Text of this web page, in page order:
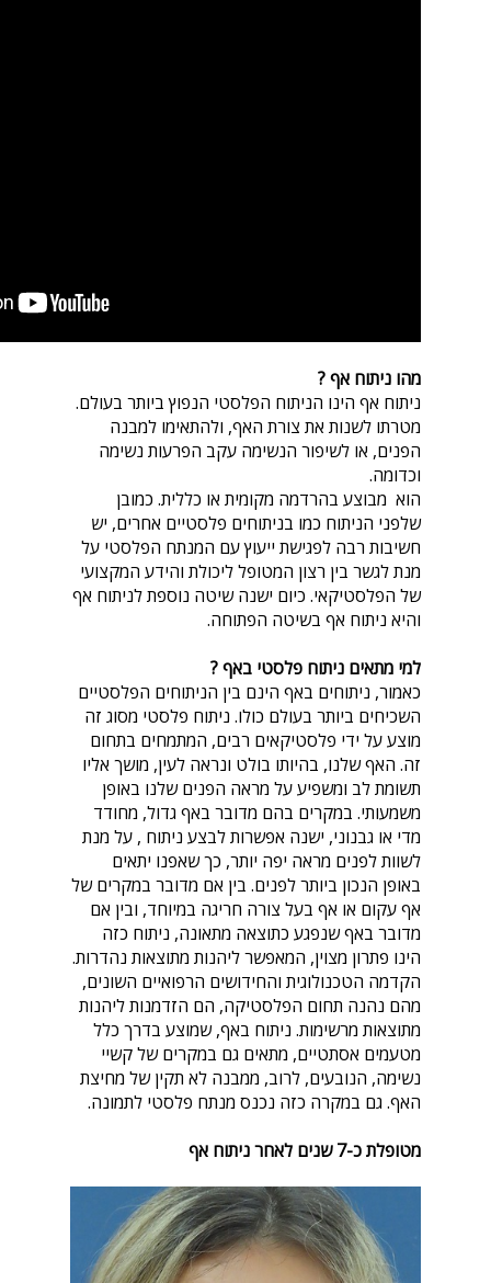
מהו ניתוח אף ?
ניתוח אף הינו הניתוח הפלסטי הנפוץ ביותר בעולם.
מטרתו לשנות את צורת האף, ולהתאימו למבנה
הפנים, או לשיפור הנשימה עקב הפרעות נשימה
וכדומה.
הוא מבוצע בהרדמה מקומית או כללית. כמובן
שלפני הניתוח כמו בניתוחים פלסטיים אחרים, יש
חשיבות רבה לפגישת ייעוץ עם המנתח הפלסטי על
מנת לגשר בין רצון המטופל ליכולת והידע המקצועי
של הפלסטיקאי. כיום ישנה שיטה נוספת לניתוח אף
והיא ניתוח אף בשיטה הפתוחה.
למי מתאים ניתוח פלסטי באף ?
כאמור, ניתוחים באף הינם בין הניתוחים הפלסטיים
השכיחים ביותר בעולם כולו. ניתוח פלסטי מסוג זה
מוצע על ידי פלסטיקאים רבים, המתמחים בתחום
זה. האף שלנו, בהיותו בולט ונראה לעין, מושך אליו
תשומת לב ומשפיע על מראה הפנים שלנו באופן
משמעותי. במקרים בהם מדובר באף גדול, מחודד
מדי או גבנוני, ישנה אפשרות לבצע ניתוח , על מנת
לשוות לפנים מראה יפה יותר, כך שאפנו יתאים
באופן הנכון ביותר לפנים. בין אם מדובר במקרים של
אף עקום או אף בעל צורה חריגה במיוחד, ובין אם
מדובר באף שנפגע כתוצאה מתאונה, ניתוח כזה
הינו פתרון מצוין, המאפשר ליהנות מתוצאות נהדרות.
הקדמה הטכנולוגית והחידושים הרפואיים השונים,
מהם נהנה תחום הפלסטיקה, הם הזדמנות ליהנות
מתוצאות מרשימות. ניתוח באף, שמוצע בדרך כלל
מטעמים אסתטיים, מתאים גם במקרים של קשיי
נשימה, הנובעים, לרוב, ממבנה לא תקין של מחיצת
האף. גם במקרה כזה נכנס מנתח פלסטי לתמונה.
מטופלת כ-7 שנים לאחר ניתוח אף